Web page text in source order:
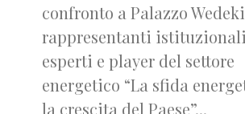
confronto a Palazzo
rappresentanti
esperti e player del settore
energetico “La sfida
la crescita del Paese”...